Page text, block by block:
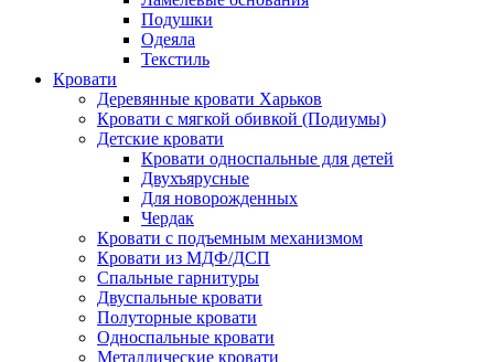
Подушки
Одеяла
Текстиль
Кровати
Деревянные кровати Харьков
Кровати с мягкой обивкой (Подиумы)
Детские кровати
Кровати односпальные для детей
Двухъярусные
Для новорожденных
Чердак
Кровати с подъемным механизмом
Кровати из МДФ/ДСП
Спальные гарнитуры
Двуспальные кровати
Полуторные кровати
Односпальные кровати
Металлические кровати